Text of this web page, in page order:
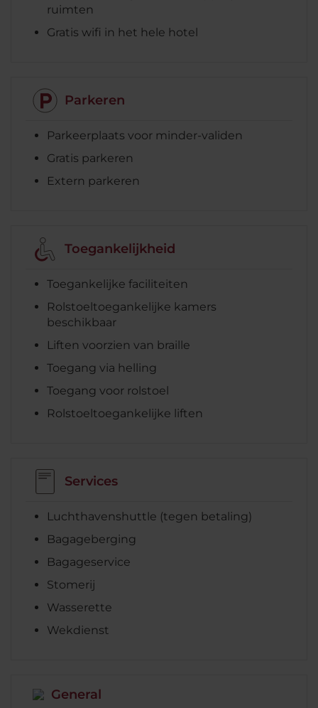
ruimten
Gratis wifi in het hele hotel
Parkeren
Parkeerplaats voor minder-validen
Gratis parkeren
Extern parkeren
Toegankelijkheid
Toegankelijke faciliteiten
Rolstoeltoegankelijke kamers
beschikbaar
Liften voorzien van braille
Toegang via helling
Toegang voor rolstoel
Rolstoeltoegankelijke liften
Services
Luchthavenshuttle (tegen betaling)
Bagageberging
Bagageservice
Stomerij
Wasserette
Wekdienst
General